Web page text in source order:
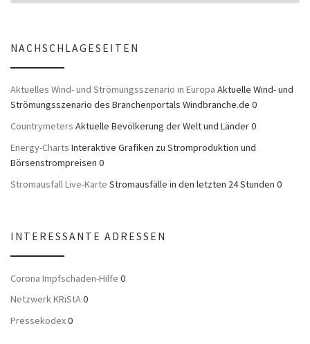
NACHSCHLAGESEITEN
Aktuelles Wind- und Strömungsszenario in Europa Aktuelle Wind- und
Strömungsszenario des Branchenportals Windbranche.de 0
Countrymeters Aktuelle Bevölkerung der Welt und Länder 0
Energy-Charts Interaktive Grafiken zu Stromproduktion und
Börsenstrompreisen 0
Stromausfall Live-Karte Stromausfälle in den letzten 24 Stunden 0
INTERESSANTE ADRESSEN
Corona Impfschaden-Hilfe 0
Netzwerk KRiStA0
Pressekodex0